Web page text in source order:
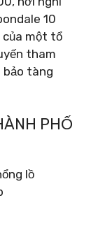
10
của một tổ
tham
bảo tàng
PHỐ